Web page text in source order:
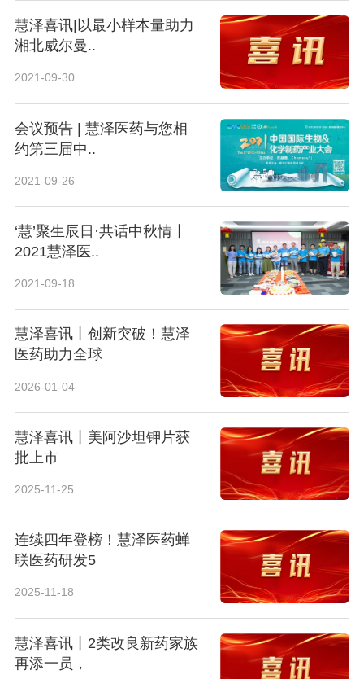
慧泽喜讯|以最小样本量助力
湘北威尔曼..
2021-09-30
会议预告 | 慧泽医药与您相
约第三届中..
2021-09-26
‘慧’聚生辰日·共话中秋情丨
2021慧泽医..
2021-09-18
慧泽喜讯丨创新突破！慧泽
医药助力全球
2026-01-04
慧泽喜讯丨美阿沙坦钾片获
批上市
2025-11-25
连续四年登榜！慧泽医药蝉
联医药研发5
2025-11-18
慧泽喜讯丨2类改良新药家族
再添一员，